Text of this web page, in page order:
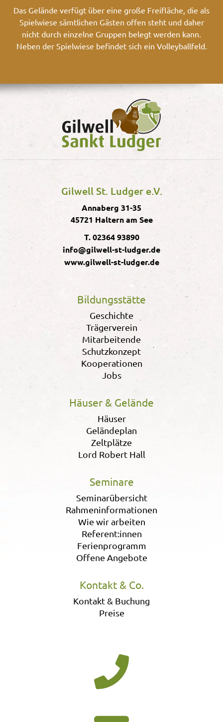
Das Gelände verfügt über eine große Freifläche, die als
Spielwiese sämtlichen Gästen offen steht und daher
nicht durch einzelne Gruppen belegt werden kann.
Neben der Spielwiese befindet sich ein Volleyballfeld.
Gilwell St. Ludger e.V.
Annaberg 31-35
45721 Haltern am See
T. 02364 93890
info@gilwell-st-ludger.de
www.gilwell-st-ludger.de
Bildungsstätte
Geschichte
Trägerverein
Mitarbeitende
Schutzkonzept
Kooperationen
Jobs
Häuser & Gelände
Häuser
Geländeplan
Zeltplätze
Lord Robert Hall
Seminare
Seminarübersicht
Rahmeninformationen
Wie wir arbeiten
Referent:innen
Ferienprogramm
Offene Angebote
Kontakt & Co.
Kontakt & Buchung
Preise